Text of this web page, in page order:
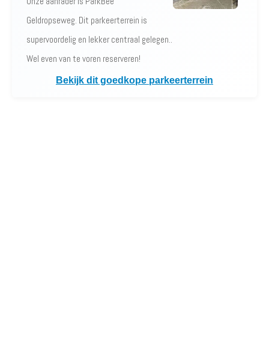
Geldropseweg. Dit parkeerterrein is
supervoordelig en lekker centraal gelegen..
Wel even van te voren reserveren!
Bekijk dit goedkope parkeerterrein